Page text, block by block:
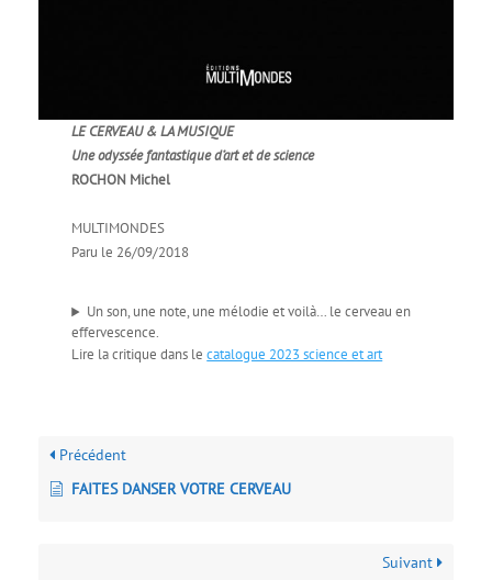
LE CERVEAU & LA MUSIQUE
Une odyssée fantastique d’art et de science
ROCHON Michel
MULTIMONDES
Paru le 26/09/2018
Un son, une note, une mélodie et voilà… le cerveau en
effervescence.
Lire la critique dans lecatalogue 2023 science et art
Précédent
FAITES DANSER VOTRE CERVEAU
Suivant